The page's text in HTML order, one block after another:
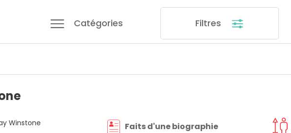
Catégories Filtres
Faits d'une biographie